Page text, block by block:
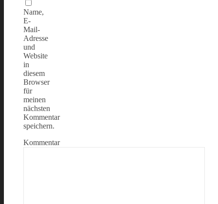
Name,
E-
Mail-
Adresse
und
Website
in
diesem
Browser
für
meinen
nächsten
Kommentar
speichern.
Kommentar